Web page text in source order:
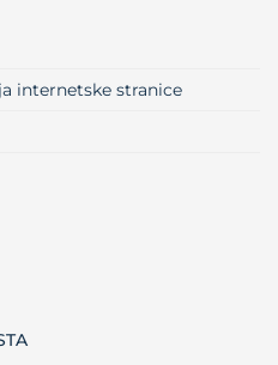
internetske stranice